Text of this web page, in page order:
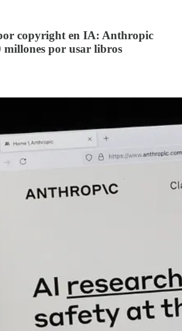
copyright en IA: Anthropic
millones por usar libros